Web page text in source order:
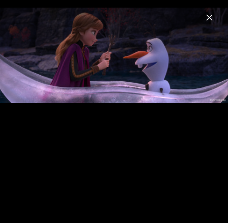
Menu
Die Eiskönigin
Home News Musik Videos Fotos Biografie